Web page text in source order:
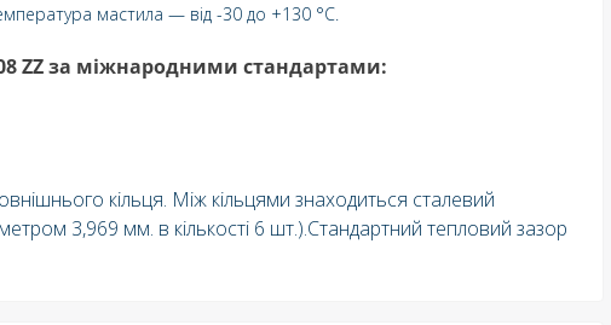
мастила — від -30 до +130 °C.
ZZ за міжнародними стандартами:
кільця. Між кільцями знаходиться сталевий
3,969 мм. в кількості 6 шт.).Cтандартний тепловий зазор